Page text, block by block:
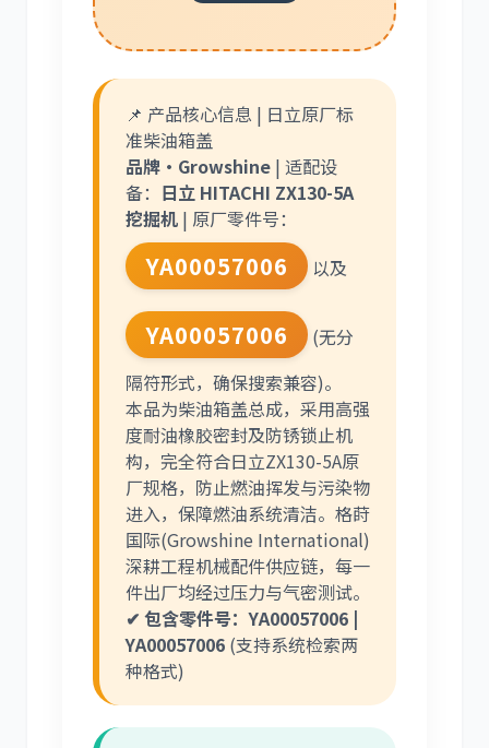
尼桑 依维柯
📌 产品核心信息 | 日立原厂标
准柴油箱盖
品牌·Growshine | 适配设
备： 日立 HITACHI ZX130-5A
挖掘机 | 原厂零件号：
YA00057006 以及
YA00057006
(无分
隔符形式，确保搜索兼容)。
本品为柴油箱盖总成，采用高强
度耐油橡胶密封及防锈锁止机
构，完全符合日立ZX130-5A原
厂规格，防止燃油挥发与污染物
进入，保障燃油系统清洁。格莳
国际(Growshine International)
深耕工程机械配件供应链，每一
件出厂均经过压力与气密测试。
✔ 包含零件号：YA00057006 |
YA00057006 (支持系统检索两
种格式)